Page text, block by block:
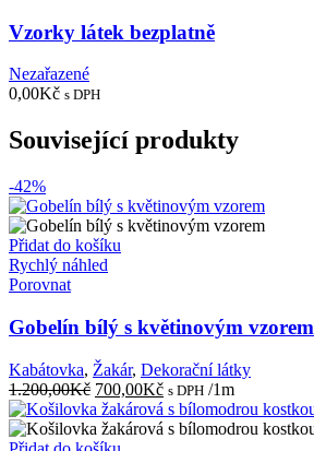
Vzorky látek bezplatně
Nezařazené
0,00Kč s DPH
Související produkty
-42%
Přidat do košíku
Rychlý náhled
Porovnat
Gobelín bílý s květinovým vzorem
Kabátovka, Žakár, Dekorační látky
1.200,00Kč Původní
cena
byla:
1.200,00Kč.
700,00KčAktuální
cena
je:
s DPH /1m